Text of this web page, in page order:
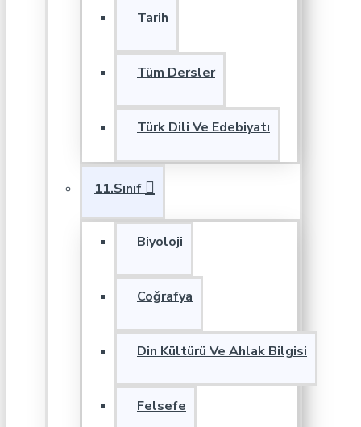
Tarih
Tüm Dersler
Türk Dili Ve Edebiyatı
11.Sınıf
Biyoloji
Coğrafya
Din Kültürü Ve Ahlak Bilgisi
Felsefe